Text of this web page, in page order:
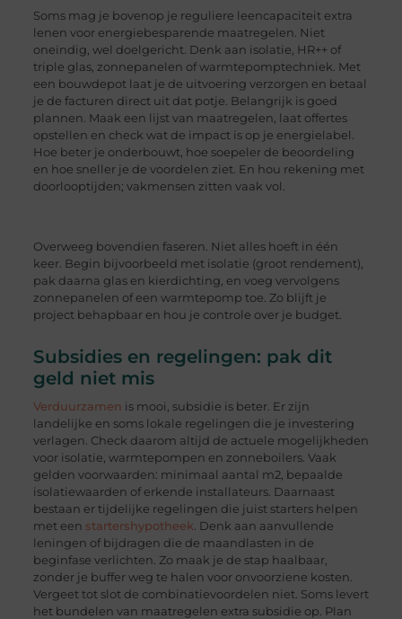
Soms mag je bovenop je reguliere leencapaciteit extra
lenen voor energiebesparende maatregelen. Niet
oneindig, wel doelgericht. Denk aan isolatie, HR++ of
triple glas, zonnepanelen of warmtepomptechniek. Met
een bouwdepot laat je de uitvoering verzorgen en betaal
je de facturen direct uit dat potje. Belangrijk is goed
plannen. Maak een lijst van maatregelen, laat offertes
opstellen en check wat de impact is op je energielabel.
Hoe beter je onderbouwt, hoe soepeler de beoordeling
en hoe sneller je de voordelen ziet. En hou rekening met
doorlooptijden; vakmensen zitten vaak vol.
Overweeg bovendien faseren. Niet alles hoeft in één
keer. Begin bijvoorbeeld met isolatie (groot rendement),
pak daarna glas en kierdichting, en voeg vervolgens
zonnepanelen of een warmtepomp toe. Zo blijft je
project behapbaar en hou je controle over je budget.
Subsidies en regelingen: pak dit
geld niet mis
Verduurzamen is mooi, subsidie is beter. Er zijn
landelijke en soms lokale regelingen die je investering
verlagen. Check daarom altijd de actuele mogelijkheden
voor isolatie, warmtepompen en zonneboilers. Vaak
gelden voorwaarden: minimaal aantal m2, bepaalde
isolatiewaarden of erkende installateurs. Daarnaast
bestaan er tijdelijke regelingen die juist starters helpen
met een startershypotheek . Denk aan aanvullende
leningen of bijdragen die de maandlasten in de
beginfase verlichten. Zo maak je de stap haalbaar,
zonder je buffer weg te halen voor onvoorziene kosten.
Vergeet tot slot de combinatievoordelen niet. Soms levert
het bundelen van maatregelen extra subsidie op. Plan